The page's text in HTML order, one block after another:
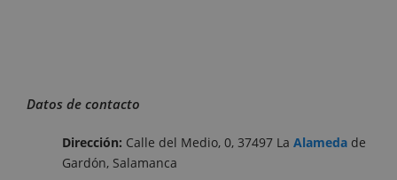
Datos de contacto
Dirección: Calle del Medio, 0, 37497 La Alameda de
Gardón, Salamanca